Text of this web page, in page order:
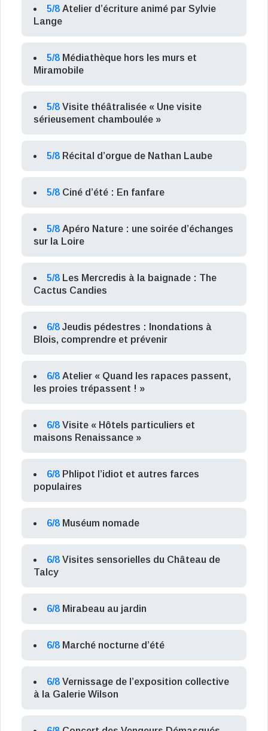
5/8 Atelier d’écriture animé par Sylvie
Lange
5/8 Médiathèque hors les murs et
Miramobile
5/8 Visite théâtralisée « Une visite
sérieusement chamboulée »
5/8 Récital d’orgue de Nathan Laube
5/8 Ciné d’été : En fanfare
5/8 Apéro Nature : une soirée d’échanges
sur la Loire
5/8 Les Mercredis à la baignade : The
Cactus Candies
6/8 Jeudis pédestres : Inondations à
Blois, comprendre et prévenir
6/8 Atelier « Quand les rapaces passent,
les proies trépassent ! »
6/8 Visite « Hôtels particuliers et
maisons Renaissance »
6/8 Phlipot l’idiot et autres farces
populaires
6/8 Muséum nomade
6/8 Visites sensorielles du Château de
Talcy
6/8 Mirabeau au jardin
6/8 Marché nocturne d’été
6/8 Vernissage de l’exposition collective
à la Galerie Wilson